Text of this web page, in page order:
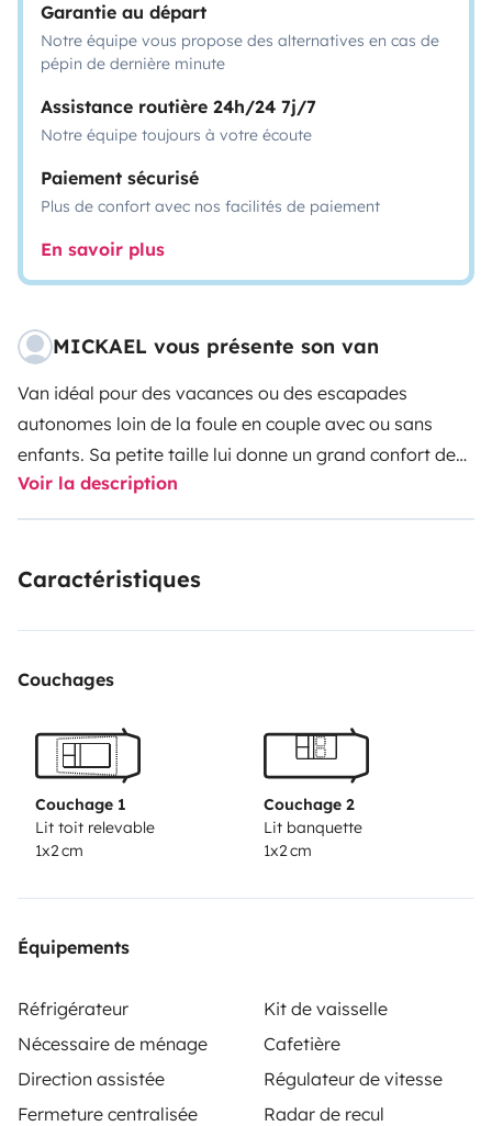
Garantie au départ
Notre équipe vous propose des alternatives en cas de
pépin de dernière minute
Assistance routière 24h/24 7j/7
Notre équipe toujours à votre écoute
Paiement sécurisé
Plus de confort avec nos facilités de paiement
En savoir plus
MICKAEL vous présente son van
Van idéal pour des vacances ou des escapades
autonomes loin de la foule en couple avec ou sans
enfants. Sa petite taille lui donne un grand confort de
conduite, un accès à tous les sites et les parkings
limités à 2 mètres. Son aménagement d’origine est
Vous pouvez garer votre véhicule dans l’enceinte de la
d’emplacements qui faciliteront vos étapes. Nous
personnes, séjour ou circuit ...). Inclus : draps, sacs de
couchage, oreillers. A la demande sans suppléments :
table ext, 2 chaises ext, douche solaire de camping (10
En fonction de mon emploi du temps, possibilité de
Voir la description
Caractéristiques
Couchages
Couchage 1
Lit toit relevable
1x2 cm
Couchage 2
Lit banquette
1x2 cm
Équipements
Réfrigérateur
Kit de vaisselle
Nécessaire de ménage
Cafetière
Direction assistée
Régulateur de vitesse
Fermeture centralisée
Radar de recul